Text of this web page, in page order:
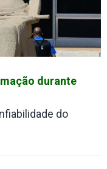
durante
do